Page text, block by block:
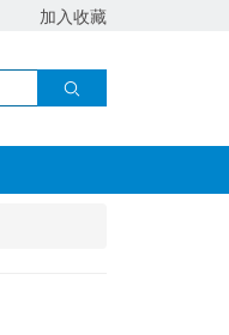
加入收藏